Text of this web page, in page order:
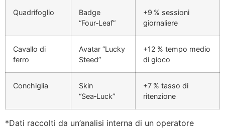
Quadrifoglio
Badge
“Four‑Leaf”
+9 % sessioni
giornaliere
Cavallo di
ferro
Avatar “Lucky
Steed”
+12 % tempo medio
di gioco
Conchiglia
Skin
“Sea‑Luck”
+7 % tasso di
ritenzione
*Dati raccolti da un’analisi interna di un operatore